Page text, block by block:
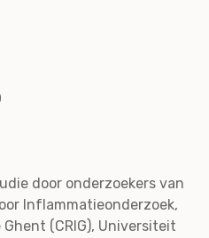
door onderzoekers van
Inflammatieonderzoek,
(CRIG), Universiteit